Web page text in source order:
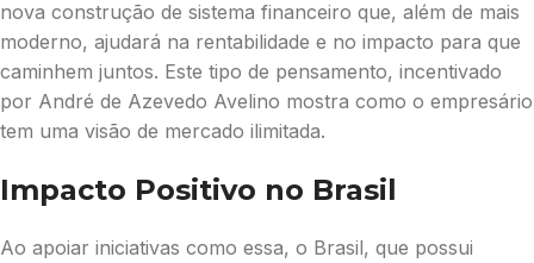
nova construção de sistema financeiro que, além de mais
moderno, ajudará na rentabilidade e no impacto para que
caminhem juntos. Este tipo de pensamento, incentivado
por André de Azevedo Avelino mostra como o empresário
tem uma visão de mercado ilimitada.
Impacto Positivo no Brasil
Ao apoiar iniciativas como essa, o Brasil, que possui